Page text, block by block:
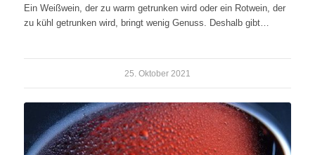
Ein Weißwein, der zu warm getrunken wird oder ein Rotwein, der
zu kühl getrunken wird, bringt wenig Genuss. Deshalb gibt…
25. Oktober 2021